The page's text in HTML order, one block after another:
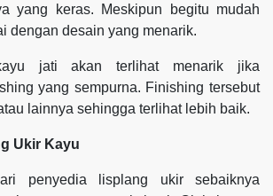
yang keras. Meskipun begitu mudah
dengan desain yang menarik.
jati akan terlihat menarik jika
yang sempurna. Finishing tersebut
lainnya sehingga terlihat lebih baik.
Ukir Kayu
penyedia lisplang ukir sebaiknya